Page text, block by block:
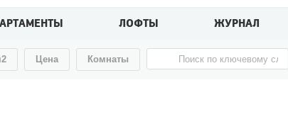
ЛОФТЫ ЖУРНАЛ
Цена Комнаты